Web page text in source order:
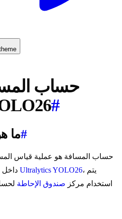
حساب
#
ما#
حساب المسافة هو عملية قياس
Ultralytics YOLO26، يتم
استخدام مركز صندوق الإحاطة